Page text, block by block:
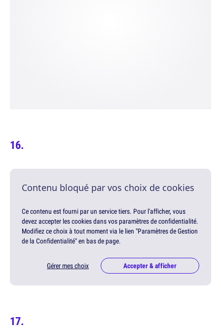
Contenu bloqué par vos choix de cookies
Ce contenu est fourni par un service tiers. Pour l'afficher, vous
devez accepter les cookies dans vos paramètres de confidentialité.
Modifiez ce choix à tout moment via le lien "Paramètres de Gestion
de la Confidentialité" en bas de page.
Gérer mes choix Accepter & afficher